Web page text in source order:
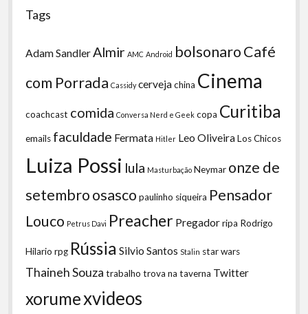
Tags
Adam Sandler Almir AMC Android bolsonaroCafé
com Porrada Cassidy cervejachina Cinema
coachcast comida Conversa Nerd e Geek copa Curitiba
emails faculdade Fermata Hitler Leo OliveiraLos Chicos
Luiza Possi lula Masturbação Neymar onze de
setembroosasco paulinho siqueira Pensador
Louco Petrus Davi Preacher Pregadorripa Rodrigo
Hilario rpg Rússia Silvio Santos Stalin star wars
Thaineh Souza trabalho trova na taverna Twitter
xorumexvideos